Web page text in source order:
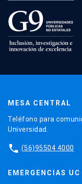
MESA CENTRAL
Teléfono para
Universidad.
phone (56)95504 4000
EMERGENCIAS UC